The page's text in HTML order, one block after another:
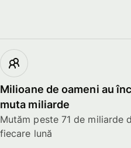
Milioane de oameni au
muta miliarde
Mutăm peste 71 de miliarde
fiecare lună